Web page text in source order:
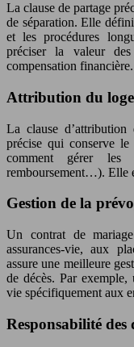
La clause de partage
de séparation. Elle
et les procédures
préciser la valeur
compensation financière.
Attribution du
La clause
précise qui conserve
comment gérer les
remboursement…). Elle
Gestion de la
Un contrat de
assurances-vie, aux
assure une meilleure
de décès. Par exemple,
vie spécifiquement aux
Responsabilité des